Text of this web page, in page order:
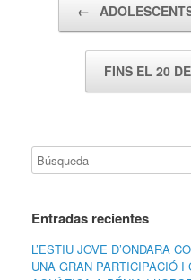
←
FINS EL 20
Entradas recientes
L’ESTIU JOVE D’ONDARA
UNA GRAN PARTICIPACIÓ